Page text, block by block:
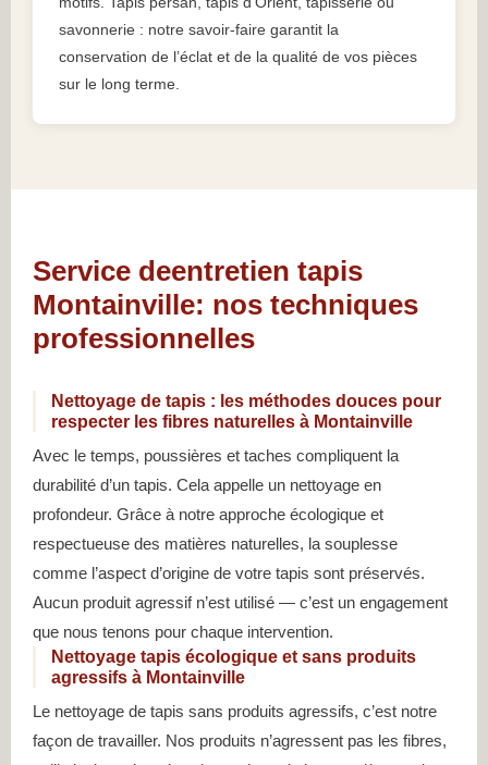
savonnerie : notre savoir-faire garantit la
conservation de l’éclat et de la qualité de vos pièces
sur le long terme.
Service deentretien tapis
Montainville: nos techniques
professionnelles
Nettoyage de tapis : les méthodes douces pour
respecter les fibres naturelles à Montainville
Avec le temps, poussières et taches compliquent la
durabilité d’un tapis. Cela appelle un nettoyage en
profondeur. Grâce à notre approche écologique et
respectueuse des matières naturelles, la souplesse
comme l’aspect d’origine de votre tapis sont préservés.
Aucun produit agressif n’est utilisé — c’est un engagement
que nous tenons pour chaque intervention.
Nettoyage tapis écologique et sans produits
agressifs à Montainville
Le nettoyage de tapis sans produits agressifs, c’est notre
façon de travailler. Nos produits n’agressent pas les fibres,